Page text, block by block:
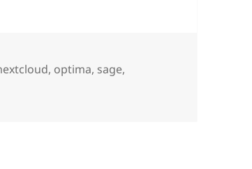
, optima, sage,